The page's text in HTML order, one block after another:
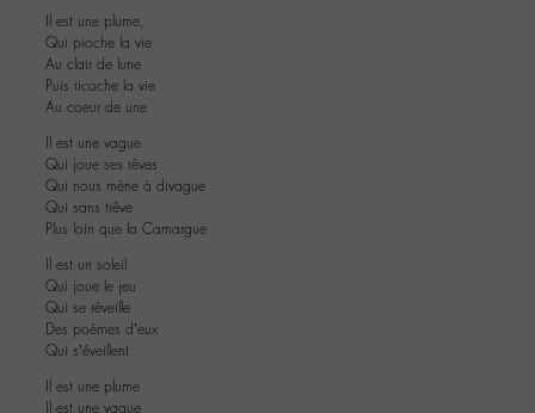
Il est une plume,
Qui pioche la vie
Au clair de lune
Puis ricoche la vie
Au coeur de une
Il est une vague
Qui joue ses rêves
Qui nous mène à divague
Qui sans trêve
Plus loin que la Camargue
Il est un soleil
Qui joue le jeu
Qui se réveille
Des poèmes d’eux
Qui s’éveillent
Il est une plume
Il est une vague